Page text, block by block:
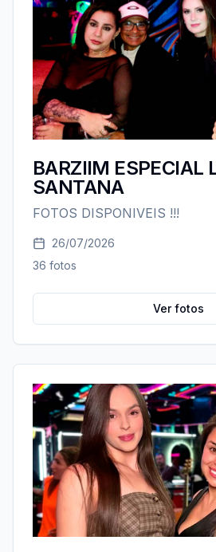
BARZIIM ESPECIAL
SANTANA
FOTOS DISPONIVEIS !!!
26/07/2026
36 fotos
Ver fotos